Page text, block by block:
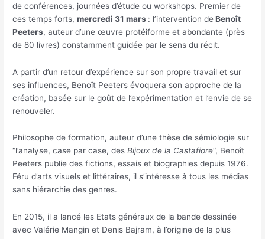
de conférences, journées d’étude ou workshops. Premier de
ces temps forts,mercredi 31 mars : l’intervention deBenoît
Peeters, auteur d’une œuvre protéiforme et abondante (près
de 80 livres) constamment guidée par le sens du récit.
A partir d’un retour d’expérience sur son propre travail et sur
ses influences, Benoît Peeters évoquera son approche de la
création, basée sur le goût de l’expérimentation et l’envie de se
renouveler.
Philosophe de formation, auteur d’une thèse de sémiologie sur
“l’analyse, case par case, desBijoux de la Castafiore“, Benoît
Peeters publie des fictions, essais et biographies depuis 1976.
Féru d’arts visuels et littéraires, il s’intéresse à tous les médias
sans hiérarchie des genres.
En 2015, il a lancé les Etats généraux de la bande dessinée
avec Valérie Mangin et Denis Bajram, à l’origine de la plus